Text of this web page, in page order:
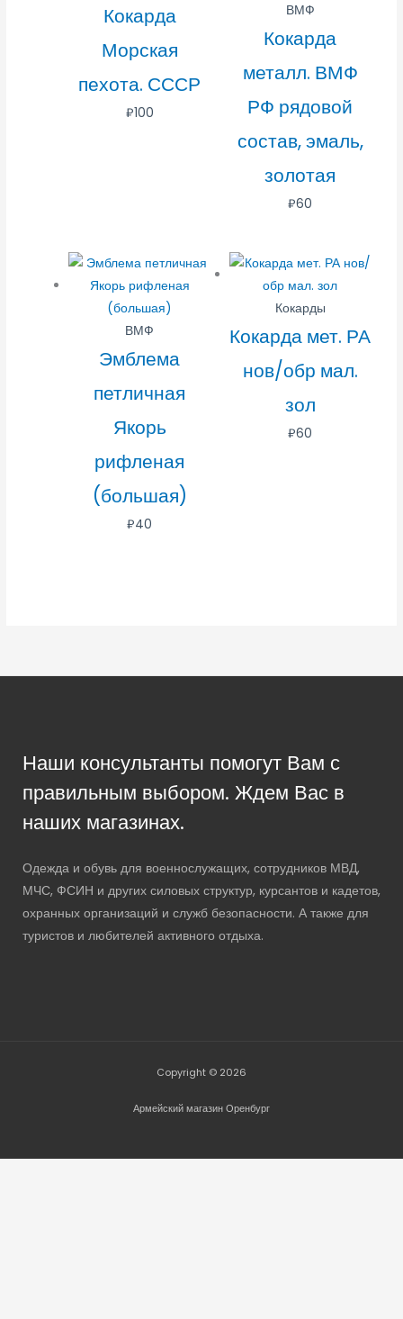
Кокарда
Морская
пехота. СССР
₽100
ВМФ
Кокарда
металл. ВМФ
РФ рядовой
состав, эмаль,
золотая
₽60
ВМФ
Эмблема
петличная
Якорь
рифленая
(большая)
₽40
Кокарды
Кокарда мет. РА
нов/обр мал.
зол
₽60
Наши консультанты помогут Вам с
правильным выбором. Ждем Вас в
наших магазинах.
Одежда и обувь для военнослужащих, сотрудников МВД,
МЧС, ФСИН и других силовых структур, курсантов и кадетов,
охранных организаций и служб безопасности. А также для
туристов и любителей активного отдыха.
Copyright © 2026
Армейский магазин Оренбург